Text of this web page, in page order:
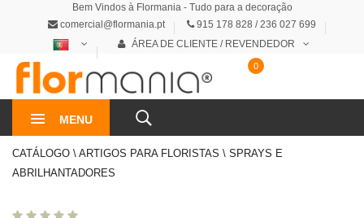
Bem Vindos à Flormania - Tudo para a decoração
comercial@flormania.pt
915 178 828 / 236 027 699
ÁREA DE CLIENTE / REVENDEDOR
MENU
0
CATÁLOGO \ ARTIGOS PARA FLORISTAS \ SPRAYS E
ABRILHANTADORES